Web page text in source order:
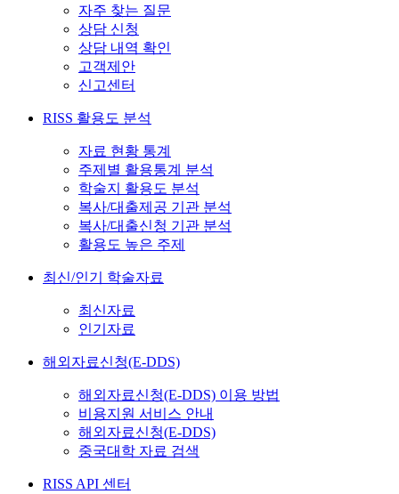
자주 찾는 질문
상담 신청
상담 내역 확인
고객제안
신고센터
RISS 활용도 분석
자료 현황 통계
주제별 활용통계 분석
학술지 활용도 분석
복사/대출제공 기관 분석
복사/대출신청 기관 분석
활용도 높은 주제
최신/인기 학술자료
최신자료
인기자료
해외자료신청(E-DDS)
해외자료신청(E-DDS) 이용 방법
비용지원 서비스 안내
해외자료신청(E-DDS)
중국대학 자료 검색
RISS API 센터